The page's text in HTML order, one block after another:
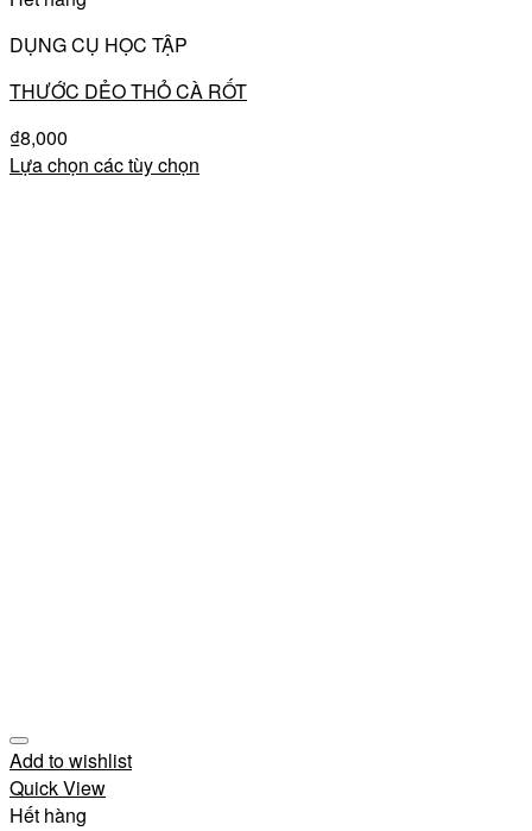
DỤNG CỤ HỌC TẬP
THƯỚC DẺO THỎ CÀ RỐT
₫8,000
Lựa chọn các tùy chọn
Add to wishlist
Quick View
Hết hàng